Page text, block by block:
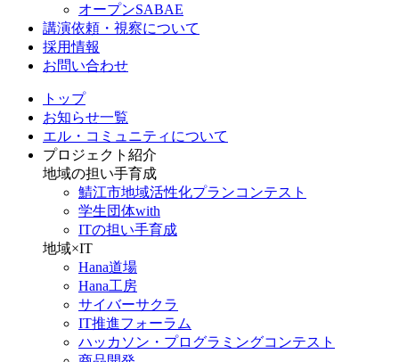
オープンSABAE
講演依頼・視察について
採用情報
お問い合わせ
トップ
お知らせ一覧
エル・コミュニティについて
プロジェクト紹介
地域の担い手育成
鯖江市地域活性化プランコンテスト
学生団体with
ITの担い手育成
地域×IT
Hana道場
Hana工房
サイバーサクラ
IT推進フォーラム
ハッカソン・プログラミングコンテスト